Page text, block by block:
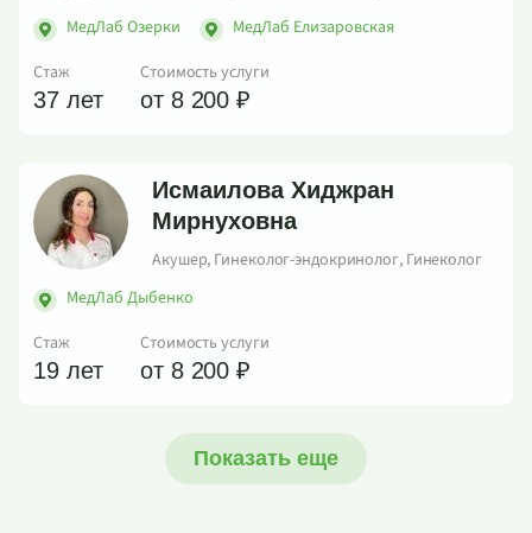
МедЛаб Озерки
МедЛаб Елизаровская
Стаж
37 лет
Стоимость услуги
от 8 200 ₽
Исмаилова Хиджран
Мирнуховна
Акушер, Гинеколог-эндокринолог, Гинеколог
МедЛаб Дыбенко
Стаж
19 лет
Стоимость услуги
от 8 200 ₽
Показать еще